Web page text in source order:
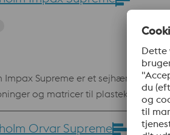
kvaliteterne.
Impax Supreme er et sejhærdet
og matricer til
som AS 718 Supreme. Fordele Ingen risici ved hærdning Ingen
Færre værktøjsomkostninger (fx
Orvar Supreme